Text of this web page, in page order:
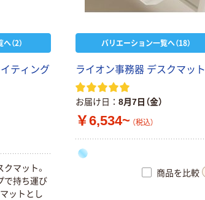
（2）
ティング
マット。
で持ち運び
ットとし
バリエーション一覧へ（18）
ライオン事務器 デスクマット
お届け日 8月7日（金）
￥6,534~ （税込）
商品を比較